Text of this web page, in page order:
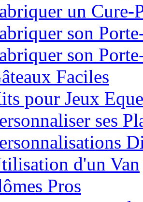
un Cure-
son
son
Faciles
pour Jeux
ses
d'un Van
Pros